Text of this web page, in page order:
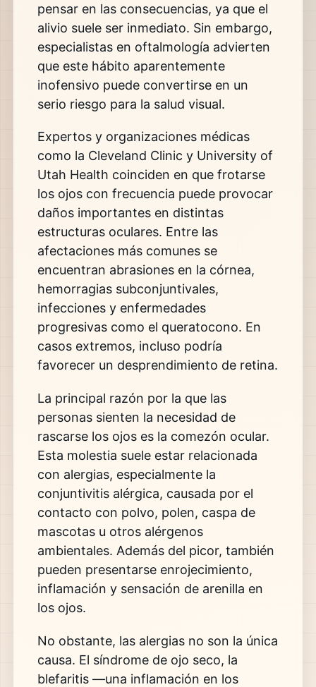
pensar en las consecuencias, ya que el
alivio suele ser inmediato. Sin embargo,
especialistas en oftalmología advierten
que este hábito aparentemente
inofensivo puede convertirse en un
serio riesgo para la salud visual.
Expertos y organizaciones médicas
como la Cleveland Clinic y University of
Utah Health coinciden en que frotarse
los ojos con frecuencia puede provocar
daños importantes en distintas
estructuras oculares. Entre las
afectaciones más comunes se
encuentran abrasiones en la córnea,
hemorragias subconjuntivales,
infecciones y enfermedades
progresivas como el queratocono. En
casos extremos, incluso podría
favorecer un desprendimiento de retina.
La principal razón por la que las
personas sienten la necesidad de
rascarse los ojos es la comezón ocular.
Esta molestia suele estar relacionada
con alergias, especialmente la
conjuntivitis alérgica, causada por el
contacto con polvo, polen, caspa de
mascotas u otros alérgenos
ambientales. Además del picor, también
pueden presentarse enrojecimiento,
inflamación y sensación de arenilla en
los ojos.
No obstante, las alergias no son la única
causa. El síndrome de ojo seco, la
blefaritis —una inflamación en los